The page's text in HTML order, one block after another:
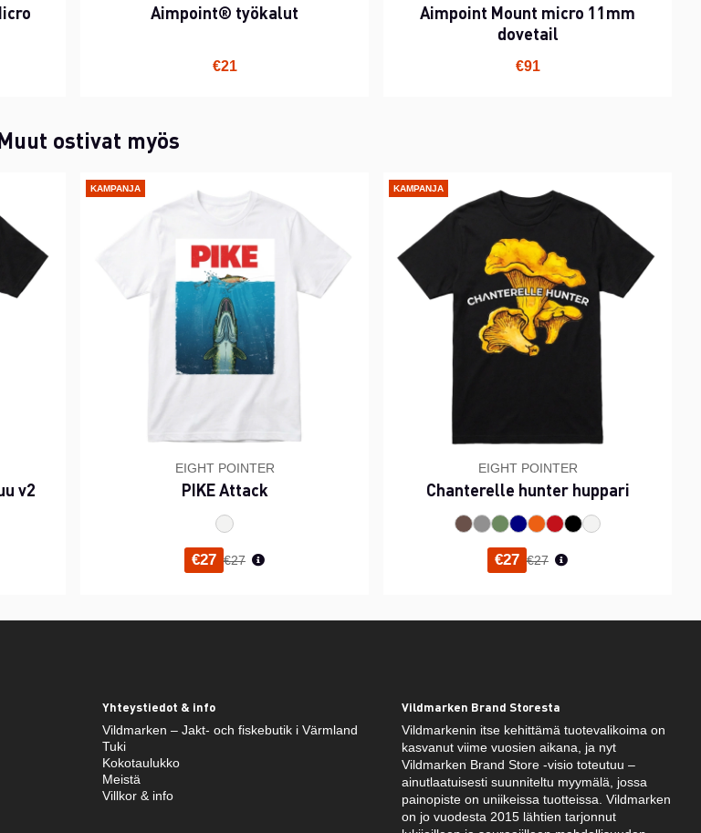
Aimpoint® työkalut
€21
Aimpoint Mount micro 11mm
dovetail
€91
ostivat myös
v2
KAMPANJA
EIGHT POINTER
PIKE Attack
€27 Normaali hinta
€27
KAMPANJA
EIGHT POINTER
Chanterelle hunter huppari
€27 Normaali hinta
€27
Yhteystiedot & info
Vildmarken – Jakt- och fiskebutik i Värmland
Tuki
Kokotaulukko
Meistä
Villkor & info
Vildmarken Brand Storesta
Vildmarkenin itse kehittämä tuotevalikoima on
kasvanut viime vuosien aikana, ja nyt
Vildmarken Brand Store -visio toteutuu –
ainutlaatuisesti suunniteltu myymälä, jossa
painopiste on uniikeissa tuotteissa. Vildmarken
on jo vuodesta 2015 lähtien tarjonnut